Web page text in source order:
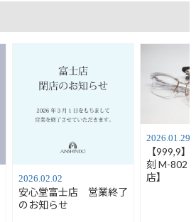
2026.02.02
安心堂富士店 営業終了
のお知らせ
2026.01.29
【999,9
刻 M-802
店】